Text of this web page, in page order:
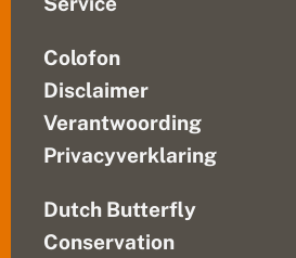
Colofon
Disclaimer
Verantwoording
Privacyverklaring
Dutch Butterfly
Conservation